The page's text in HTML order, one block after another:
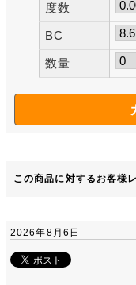
度数
BC
数量
この商品に対するお客様
2026年8月6日